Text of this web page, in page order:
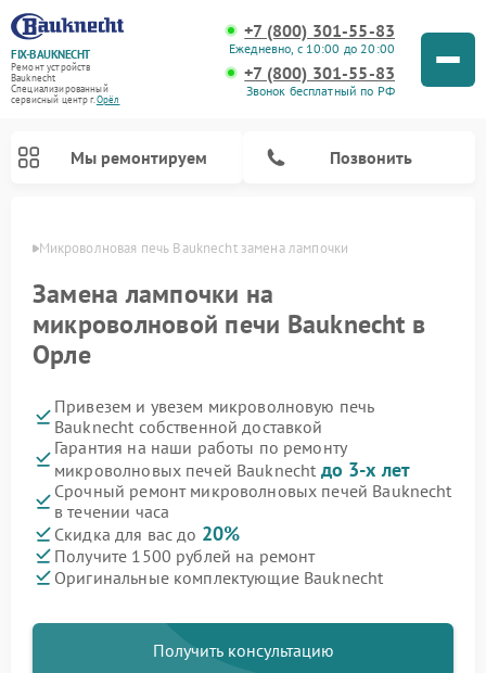
FIX-BAUKNECHT
Ремонт устройств
Bauknecht
Специализированный
cервисный центр г.Орёл
+7 (800) 301-55-83
Ежедневно, с 10:00 до 20:00
+7 (800) 301-55-83
Звонок бесплатный по РФ
Мы ремонтируем Позвонить
Микроволновая печь Bauknecht замена лампочки
Замена лампочки на
микроволновой печи Bauknecht в
Орле
Привезем и увезем микроволновую печь
Bauknecht собственной доставкой
Гарантия на наши работы по ремонту
микроволновых печей Bauknecht до 3-х лет
Срочный ремонт микроволновых печей Bauknecht
в течении часа
Скидка для вас до 20%
Получите 1500 рублей на ремонт
Оригинальные комплектующие Bauknecht
Получить консультацию